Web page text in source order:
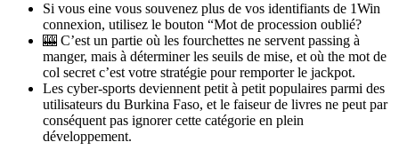
Si vous eine vous souvenez plus de vos identifiants de 1Win
connexion, utilisez le bouton “Mot de procession oublié?
🎰 C’est un partie où les fourchettes ne servent passing à
manger, mais à déterminer les seuils de mise, et où the mot de
col secret c’est votre stratégie pour remporter le jackpot.
Les cyber-sports deviennent petit à petit populaires parmi des
utilisateurs du Burkina Faso, et le faiseur de livres ne peut par
conséquent pas ignorer cette catégorie en plein
développement.